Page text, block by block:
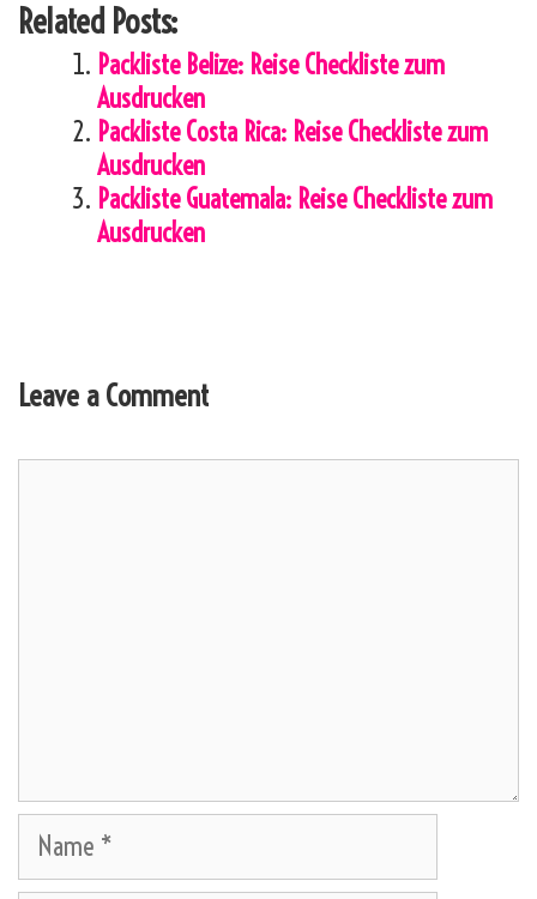
Related Posts:
Packliste Belize: Reise Checkliste zum
Ausdrucken
Packliste Costa Rica: Reise Checkliste zum
Ausdrucken
Packliste Guatemala: Reise Checkliste zum
Ausdrucken
Leave a Comment
Name